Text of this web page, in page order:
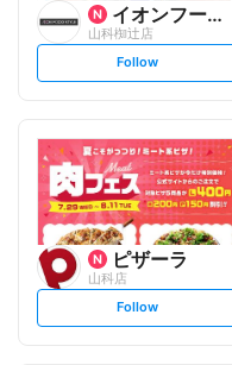
イオンフードスタイル
山科椥辻店
s
t
l
o
w
Follow
ピザーラ
山科店
s
t
Follow